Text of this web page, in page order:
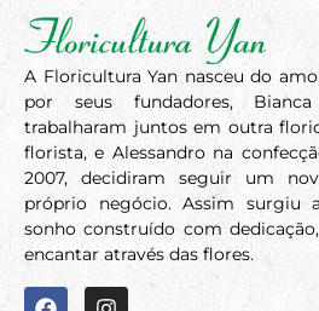
A Floricultura Yan nasceu do
por seus fundadores,
trabalharam juntos em outra
florista, e Alessandro na
2007, decidiram seguir um
próprio negócio. Assim surgiu
sonho construído com
encantar através das flores.